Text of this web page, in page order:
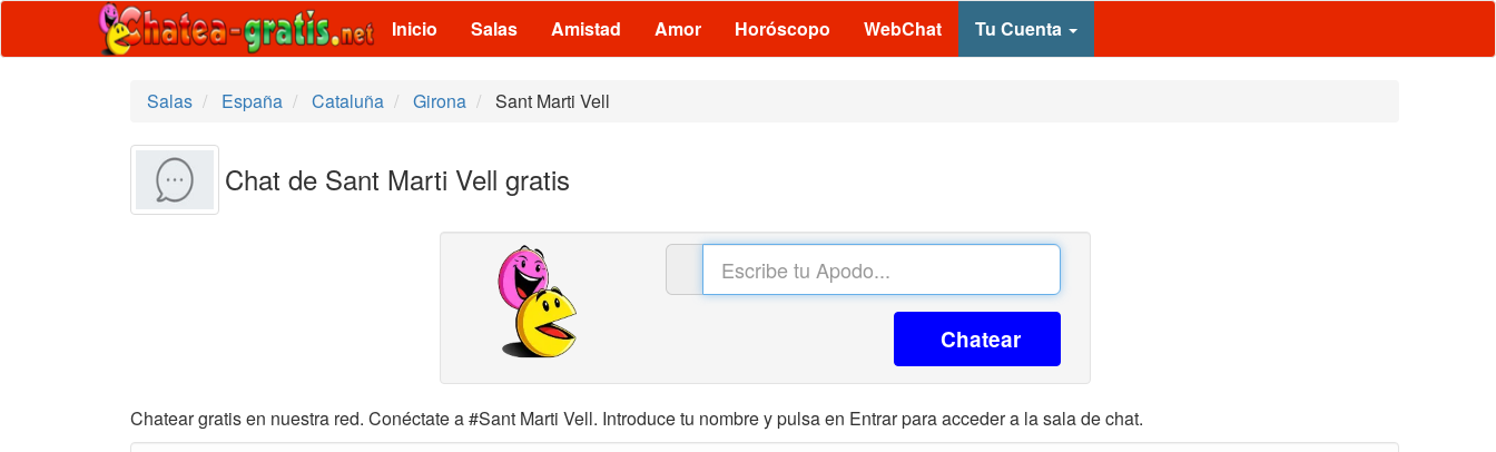
Inicio Salas Amistad Amor Horóscopo WebChat Tu Cuenta
Salas España Cataluña Girona Sant Marti Vell
Chat de Sant Marti Vell gratis
Chatear
Chatear gratis en nuestra red. Conéctate a #Sant Marti Vell. Introduce tu nombre y pulsa en Entrar para acceder a la sala de chat.